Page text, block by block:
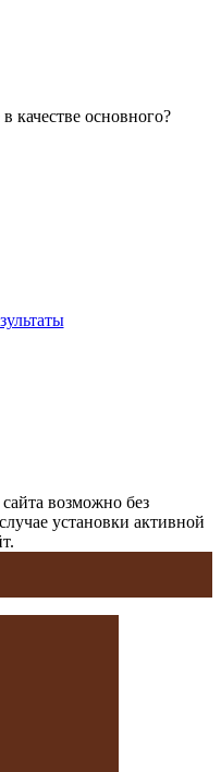
качестве основного?
возможно без
установки активной